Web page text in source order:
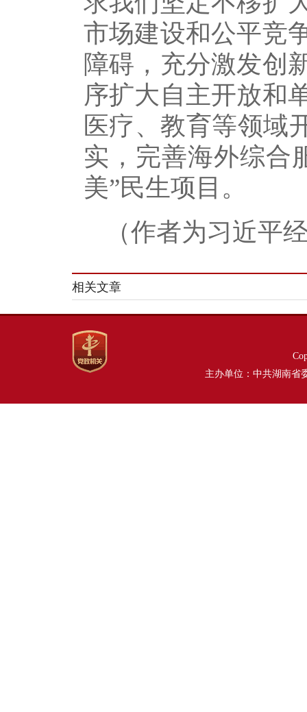
市场建设和公平竞
障碍，充分激发创
序扩大自主开放和
医疗、教育等领域
实，完善海外综合
美”民生项目。
（作者为习近平
相关文章
主办单位：中共湖南省